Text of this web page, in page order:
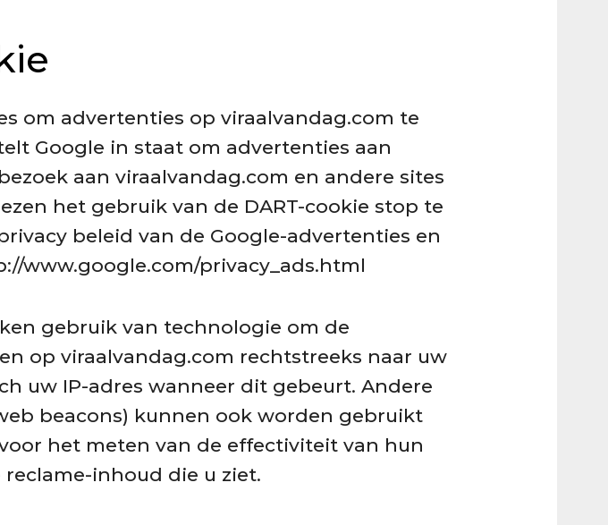
om advertenties op viraalvandag.com te
Google in staat om advertenties aan
aan viraalvandag.com en andere sites
het gebruik van de DART-cookie stop te
beleid van de Google-advertenties en
www.google.com/privacy_ads.html
gebruik van technologie om de
op viraalvandag.com rechtstreeks naar uw
uw IP-adres wanneer dit gebeurt. Andere
beacons) kunnen ook worden gebruikt
het meten van de effectiviteit van hun
inhoud die u ziet.